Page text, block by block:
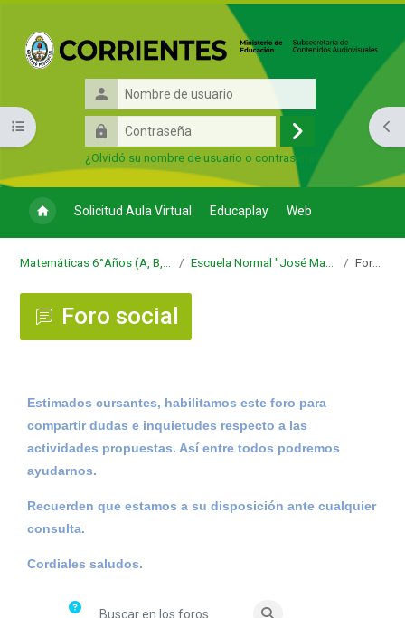
Nombre
de
usuario
Contraseña
Acceder
¿Olvidó su nombre de usuario o contraseña?
Solicitud Aula Virtual Educaplay Web
Abrir índice del curso
Foro social
Foro social
Estimados cursantes, habilitamos este foro para
compartir dudas e inquietudes respecto a las
actividades propuestas. Así entre todos podremos
ayudarnos.
Recuerden que estamos a su disposición ante cualquier
consulta.
Cordiales saludos.